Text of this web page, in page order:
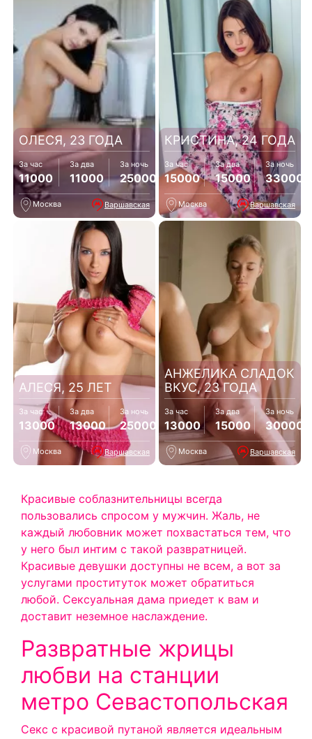
ОЛЕСЯ, 23 ГОДА
За час
11000
За два
11000
За ночь
25000
Москва Варшавская
КРИСТИНА, 24 ГОДА
За час
15000
За два
15000
За ночь
33000
Москва Варшавская
АЛЕСЯ, 25 ЛЕТ
За час
13000
За два
13000
За ночь
25000
Москва Варшавская
АНЖЕЛИКА СЛАДОК
ВКУС, 23 ГОДА
За час
13000
За два
15000
За ночь
30000
Москва Варшавская
Красивые соблазнительницы всегда
пользовались спросом у мужчин. Жаль, не
каждый любовник может похвастаться тем, что
у него был интим с такой развратницей.
Красивые девушки доступны не всем, а вот за
услугами проституток может обратиться
любой. Сексуальная дама приедет к вам и
доставит неземное наслаждение.
Развратные жрицы
любви на станции
метро Севастопольская
Секс с красивой путаной является идеальным